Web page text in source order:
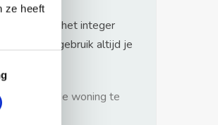
ze heeft
waarde aan het integer
maar gebruik altijd je
zonder de woning te